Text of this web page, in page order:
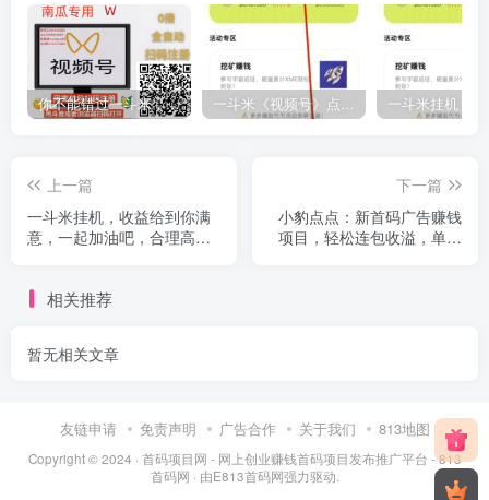
你不能错过一斗米，稳定的项目！ 一斗米《视频号》点赞赚钱，马上大爆发
上一篇
一斗米挂机，收益给到你满
意，一起加油吧，合理高收
下一篇
小豹点点：新首码广告赚钱
项目，轻松连包收溢，单机
相关推荐
暂无相关文章
友链申请 免责声明 广告合作 关于我们 813地图
Copyright © 2024 · 首码项目网 - 网上创业赚钱首码项目发布推广平台 - 813
首码网 · 由E813首码网强力驱动.